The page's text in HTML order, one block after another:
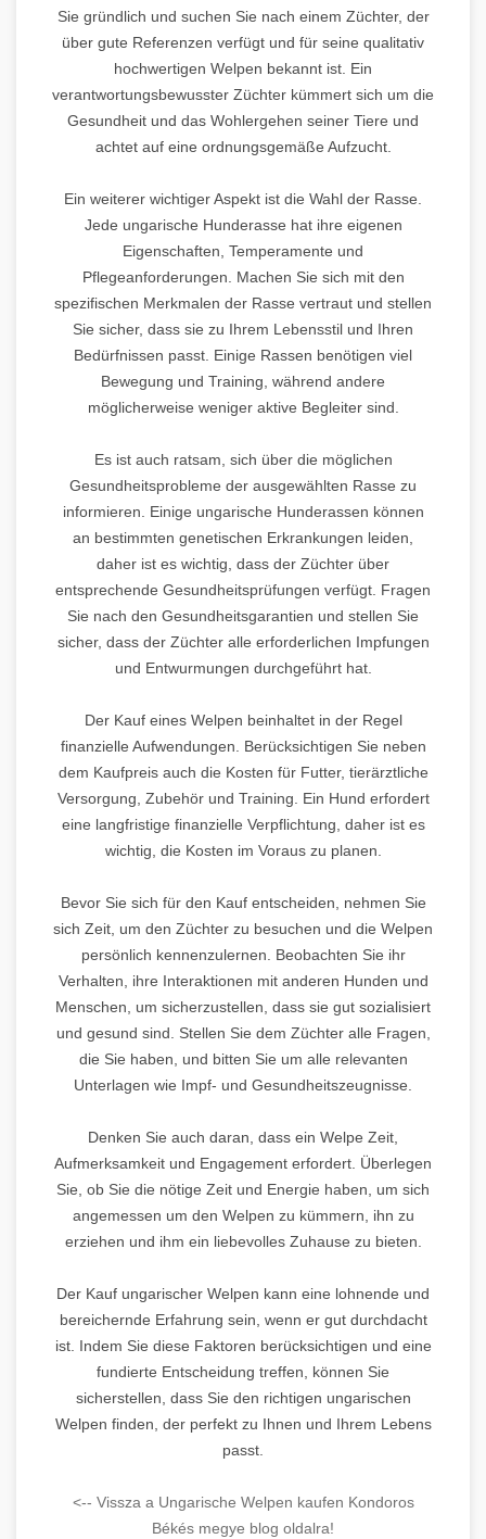
Sie gründlich und suchen Sie nach einem Züchter, der
über gute Referenzen verfügt und für seine qualitativ
hochwertigen Welpen bekannt ist. Ein
verantwortungsbewusster Züchter kümmert sich um die
Gesundheit und das Wohlergehen seiner Tiere und
achtet auf eine ordnungsgemäße Aufzucht.
Ein weiterer wichtiger Aspekt ist die Wahl der Rasse.
Jede ungarische Hunderasse hat ihre eigenen
Eigenschaften, Temperamente und
Pflegeanforderungen. Machen Sie sich mit den
spezifischen Merkmalen der Rasse vertraut und stellen
Sie sicher, dass sie zu Ihrem Lebensstil und Ihren
Bedürfnissen passt. Einige Rassen benötigen viel
Bewegung und Training, während andere
möglicherweise weniger aktive Begleiter sind.
Es ist auch ratsam, sich über die möglichen
Gesundheitsprobleme der ausgewählten Rasse zu
informieren. Einige ungarische Hunderassen können
an bestimmten genetischen Erkrankungen leiden,
daher ist es wichtig, dass der Züchter über
entsprechende Gesundheitsprüfungen verfügt. Fragen
Sie nach den Gesundheitsgarantien und stellen Sie
sicher, dass der Züchter alle erforderlichen Impfungen
und Entwurmungen durchgeführt hat.
Der Kauf eines Welpen beinhaltet in der Regel
finanzielle Aufwendungen. Berücksichtigen Sie neben
dem Kaufpreis auch die Kosten für Futter, tierärztliche
Versorgung, Zubehör und Training. Ein Hund erfordert
eine langfristige finanzielle Verpflichtung, daher ist es
wichtig, die Kosten im Voraus zu planen.
Bevor Sie sich für den Kauf entscheiden, nehmen Sie
sich Zeit, um den Züchter zu besuchen und die Welpen
persönlich kennenzulernen. Beobachten Sie ihr
Verhalten, ihre Interaktionen mit anderen Hunden und
Menschen, um sicherzustellen, dass sie gut sozialisiert
und gesund sind. Stellen Sie dem Züchter alle Fragen,
die Sie haben, und bitten Sie um alle relevanten
Unterlagen wie Impf- und Gesundheitszeugnisse.
Denken Sie auch daran, dass ein Welpe Zeit,
Aufmerksamkeit und Engagement erfordert. Überlegen
Sie, ob Sie die nötige Zeit und Energie haben, um sich
angemessen um den Welpen zu kümmern, ihn zu
erziehen und ihm ein liebevolles Zuhause zu bieten.
Der Kauf ungarischer Welpen kann eine lohnende und
bereichernde Erfahrung sein, wenn er gut durchdacht
ist. Indem Sie diese Faktoren berücksichtigen und eine
fundierte Entscheidung treffen, können Sie
sicherstellen, dass Sie den richtigen ungarischen
Welpen finden, der perfekt zu Ihnen und Ihrem Lebens
passt.
<-- Vissza a Ungarische Welpen kaufen Kondoros
Békés megye blog oldalra!